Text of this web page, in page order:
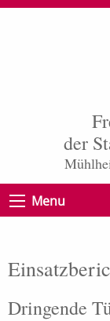
der
Menu
Dringende